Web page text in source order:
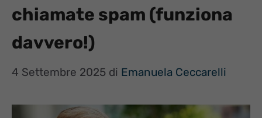
chiamate spam (funziona
davvero!)
4 Settembre 2025 di Emanuela Ceccarelli